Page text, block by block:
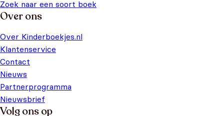
Zoek naar een soort boek
Over ons
Over Kinderboekjes.nl
Klantenservice
Contact
Nieuws
Partnerprogramma
Nieuwsbrief
Volg ons op